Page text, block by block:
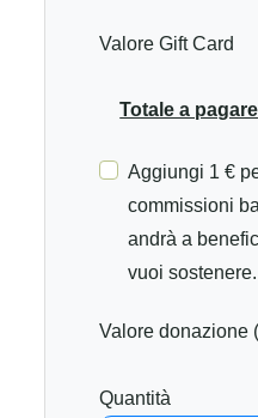
Valore Gift Card
Totale a pagare
Aggiungi 1 €
commissioni
andrà a
vuoi sostenere.
Valore donazione
Quantità